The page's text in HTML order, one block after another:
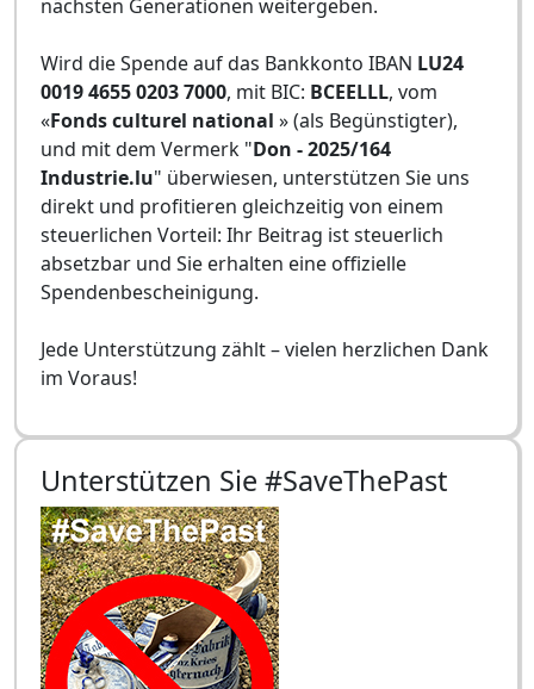
nächsten Generationen weitergeben.
Wird die Spende auf das Bankkonto IBAN LU24
0019 4655 0203 7000, mit BIC: BCEELLL, vom
«Fonds culturel national » (als Begünstigter),
und mit dem Vermerk "Don - 2025/164
Industrie.lu" überwiesen, unterstützen Sie uns
direkt und profitieren gleichzeitig von einem
steuerlichen Vorteil: Ihr Beitrag ist steuerlich
absetzbar und Sie erhalten eine offizielle
Spendenbescheinigung.
Jede Unterstützung zählt – vielen herzlichen Dank
im Voraus!
Unterstützen Sie #SaveThePast